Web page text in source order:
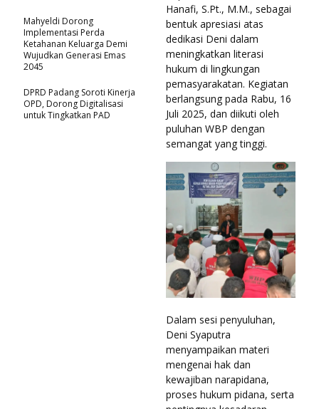
Hanafi, S.Pt., M.M., sebagai
bentuk apresiasi atas
dedikasi Deni dalam
meningkatkan literasi
hukum di lingkungan
pemasyarakatan. Kegiatan
berlangsung pada Rabu, 16
Juli 2025, dan diikuti oleh
puluhan WBP dengan
semangat yang tinggi.
Dalam sesi penyuluhan,
Deni Syaputra
menyampaikan materi
mengenai hak dan
kewajiban narapidana,
proses hukum pidana, serta
Mahyeldi Dorong
Implementasi Perda
Ketahanan Keluarga Demi
Wujudkan Generasi Emas
2045
DPRD Padang Soroti Kinerja
OPD, Dorong Digitalisasi
untuk Tingkatkan PAD